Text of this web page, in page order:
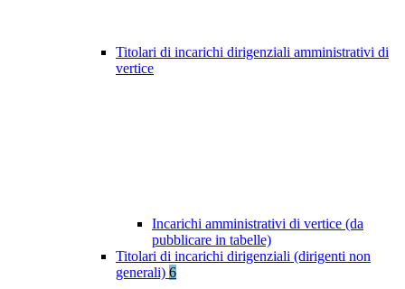
Titolari di incarichi dirigenziali amministrativi di
vertice
Incarichi amministrativi di vertice (da
pubblicare in tabelle)
Titolari di incarichi dirigenziali (dirigenti non
generali) 6